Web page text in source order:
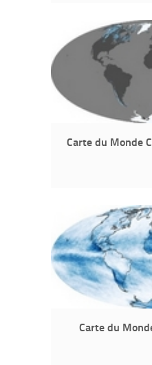
Carte du Monde
Carte du